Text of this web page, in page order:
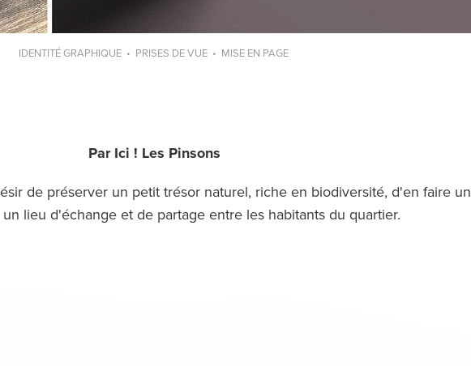
IDENTITÉ GRAPHIQUE • PRISES DE VUE • MISE EN PAGE
Par Ici ! Les Pinsons
de préserver un petit trésor naturel, riche en biodiversité, d'en faire un
lieu d'échange et de partage entre les habitants du quartier.